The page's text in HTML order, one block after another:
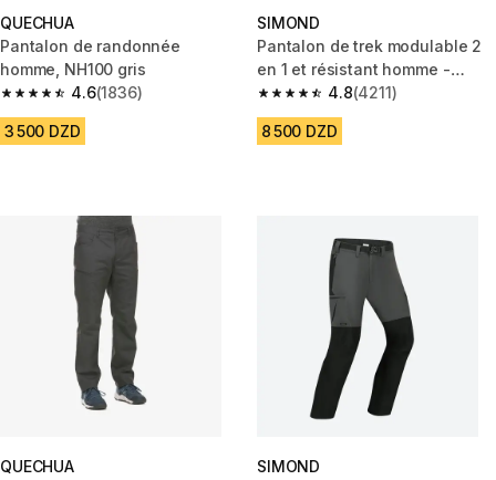
QUECHUA
Pantalon de randonnée
homme, NH100 gris
4.6
4.6 out of 5 stars from 1836 reviews
(1836)
3 500 DZD
SIMOND
Pantalon de trek modulable 2
en 1 et résistant homme -
mt500
4.8
4.8 out of 5 stars from 4211
(4211)
8 500 DZD
QUECHUA SIMOND